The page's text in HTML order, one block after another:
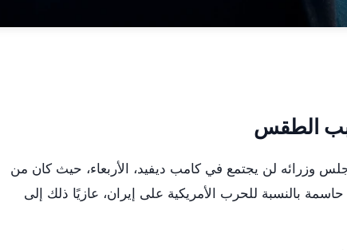
الطقس
وزرائه لن يجتمع في كامب ديفيد، الأربعاء، حيث كان من
بالنسبة للحرب الأمريكية على إيران، عازيًا ذلك إلى